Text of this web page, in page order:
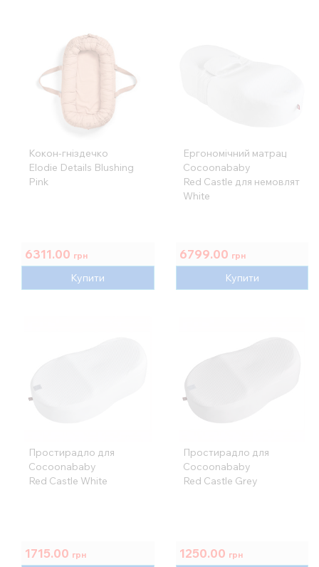
Кокон-гніздечко
Elodie Details Blushing
Pink
6311.00 грн
Купити
Ергономічний матрац
Cocoonababy
Red Castle для немовлят
White
6799.00 грн
Купити
Простирадло для
Cocoonababy
Red Castle White
1715.00 грн
Простирадло для
Cocoonababy
Red Castle Grey
1250.00 грн